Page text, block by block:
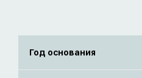
Год основания